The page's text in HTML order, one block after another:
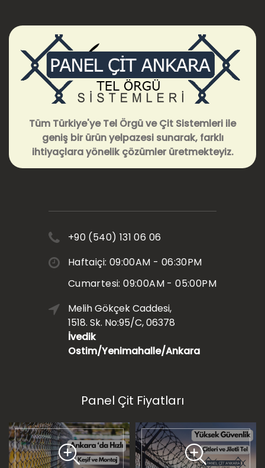
Tüm Türkiye'ye Tel Örgü ve Çit Sistemleri ile
geniş bir ürün yelpazesi sunarak, farklı
ihtiyaçlara yönelik çözümler üretmekteyiz.
+90 (540) 131 06 06
Haftaiçi: 09:00AM - 06:30PM
Cumartesi: 09:00AM - 05:00PM
Melih Gökçek Caddesi,
1518. Sk. No:95/C, 06378
İvedik
Ostim/Yenimahalle/Ankara
Panel Çit Fiyatları